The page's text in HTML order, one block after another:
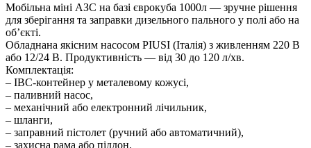
Мобільна міні АЗС на базі єврокуба 1000л — зручне рішення
для зберігання та заправки дизельного пального у полі або на
об’єкті.
Обладнана якісним насосом PIUSI (Італія) з живленням 220 В
або 12/24 В. Продуктивність — від 30 до 120 л/хв.
Комплектація:
– IBC-контейнер у металевому кожусі,
– паливний насос,
– механічний або електронний лічильник,
– шланги,
– заправний пістолет (ручний або автоматичний),
– захисна рама або піддон.